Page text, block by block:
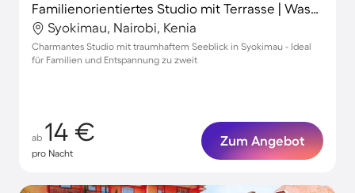
Familienorientiertes Studio mit Terrasse | Wasserblick
Syokimau, Nairobi, Kenia
Charmantes Studio mit traumhaftem Seeblick in Syokimau - Ideal
für Familien und Entspannung zu zweit
ab 14 €
pro Nacht
Zum Angebot